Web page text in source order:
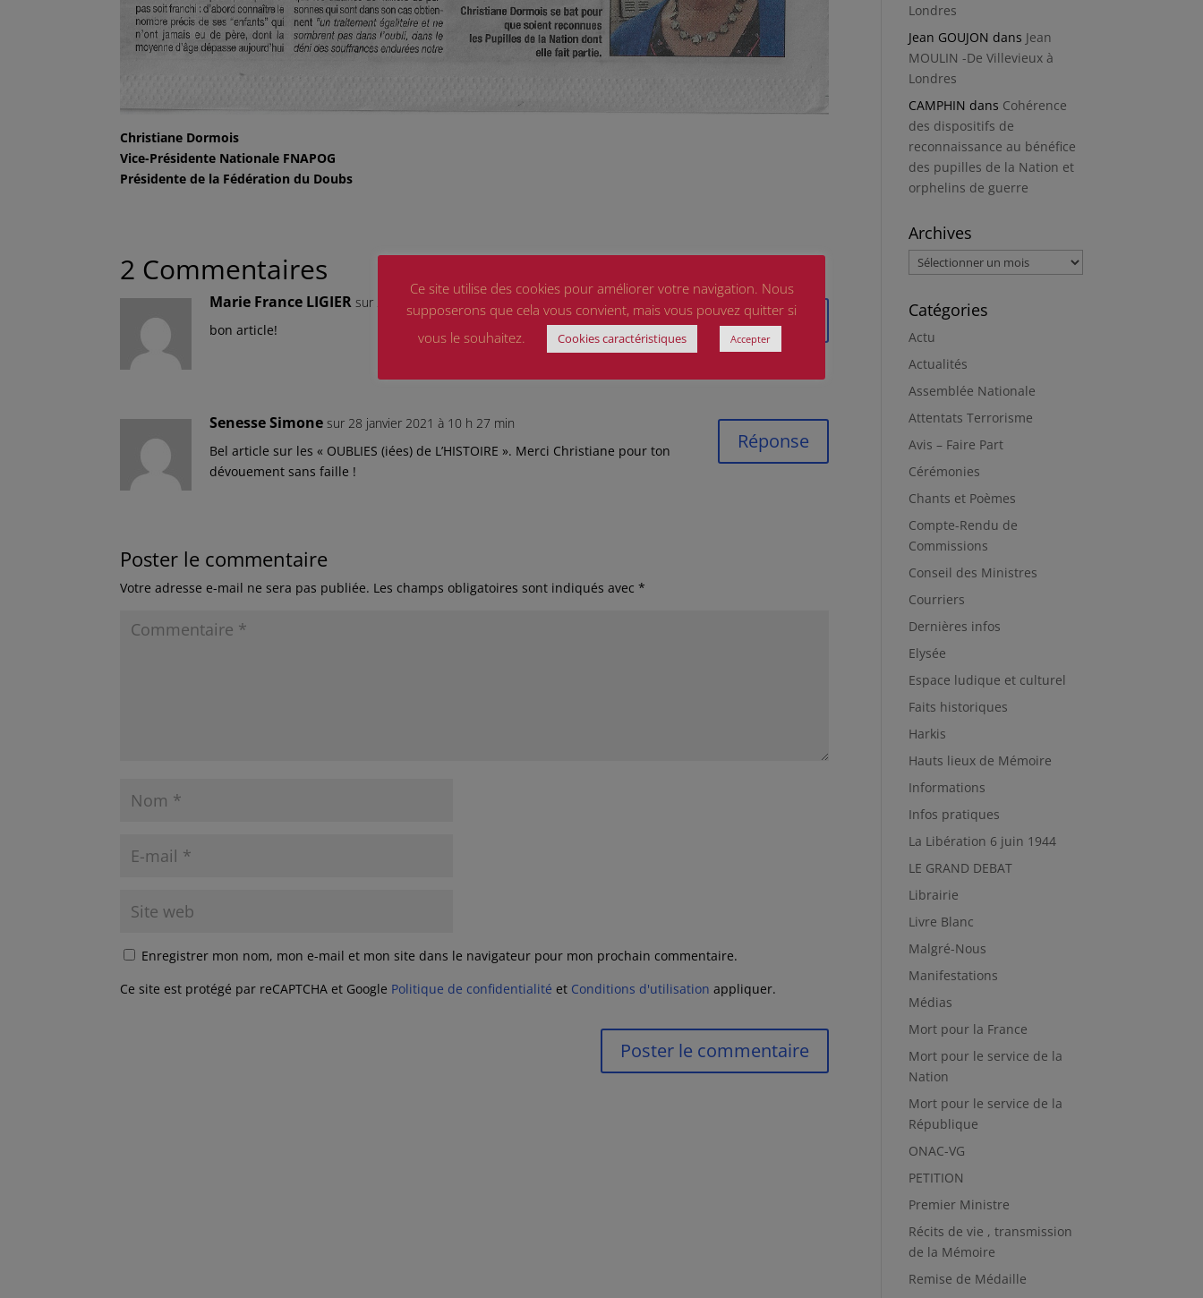
Christiane Dormois
Vice-Présidente Nationale FNAPOG
Présidente de la Fédération du Doubs
2 Commentaires
Marie France LIGIER sur 28 janvier 2021 à 9 h 52 min
bon article!
Réponse
Senesse Simone sur 28 janvier 2021 à 10 h 27 min
Bel article sur les « OUBLIES (iées) de L’HISTOIRE ». Merci Christiane pour ton
dévouement sans faille !
Réponse
Poster le commentaire
Votre adresse e-mail ne sera pas publiée. Les champs obligatoires sont indiqués avec*
Enregistrer mon nom, mon e-mail et mon site dans le navigateur pour mon prochain commentaire.
Ce site est protégé par reCAPTCHA et Google Politique de confidentialité et Conditions d'utilisation appliquer.
Londres
Jean GOUJON dans Jean
MOULIN -De Villevieux à
Londres
CAMPHIN dans Cohérence
des dispositifs de
reconnaissance au bénéfice
des pupilles de la Nation et
orphelins de guerre
Archives
Archives
Catégories
Actu
Actualités
Assemblée Nationale
Attentats Terrorisme
Avis – Faire Part
Cérémonies
Chants et Poèmes
Compte-Rendu de
Commissions
Conseil des Ministres
Courriers
Dernières infos
Elysée
Espace ludique et culturel
Faits historiques
Harkis
Hauts lieux de Mémoire
Informations
Infos pratiques
La Libération 6 juin 1944
LE GRAND DEBAT
Librairie
Livre Blanc
Malgré-Nous
Manifestations
Médias
Mort pour la France
Mort pour le service de la
Nation
Mort pour le service de la
République
ONAC-VG
PETITION
Premier Ministre
Récits de vie , transmission
de la Mémoire
Remise de Médaille
Ce site utilise des cookies pour améliorer votre navigation. Nous
supposerons que cela vous convient, mais vous pouvez quitter si
vous le souhaitez.
Cookies caractéristiques Accepter